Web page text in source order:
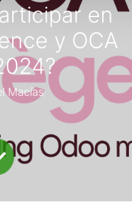
en
y OCA
Macías